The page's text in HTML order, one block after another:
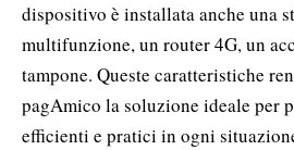
dispositivo è installata anche una
multifunzione, un router 4G, un
tampone. Queste caratteristiche
pagAmico la soluzione ideale per
efficienti e pratici in ogni